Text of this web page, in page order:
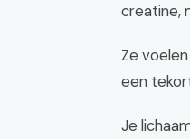
creatine,
Ze
een
Je